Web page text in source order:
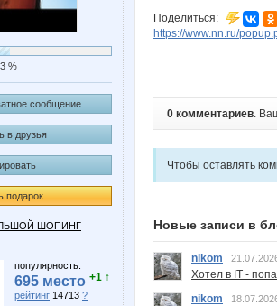
%
сообщение
в друзья
подарок
ШОПИНГ
популярность:
695 место +1 ↑
рейтинг 14713 ?
Поделиться:
https://www.nn.ru/
0 комментариев.
Чтобы оставлять
Новые записи в
nikom
Хотел в IT -
nikom